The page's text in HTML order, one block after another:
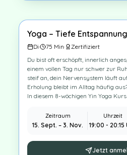
Krankenkasse
Yoga – Tiefe
Di· 75 Min·
Zertifiziert
Du bist oft erschöpft, innerlich
einem vollen Tag nur schwer zur
steif an, dein Nervensystem läuft
Erholung bleibt im Alltag häufig
In diesem 8-wöchigen Yin Yoga
Schritt für Schritt aus dem
Bindegewebe wird sanft gedehnt,
Entspannung.
Du lernst, bewusst loszulassen –
Zeitraum
15. Sept. –3. Nov.
Uhrzeit
19:00 - 20:15
Jetzt